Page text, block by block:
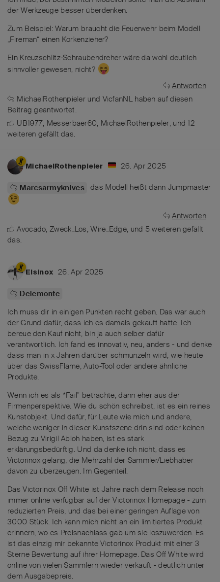
der Werkzeuge besser überdenken.
Zum Beispiel: Warum braucht die Feuerwehr beim Modell
„Fireman“ einen Korkenzieher?
Ein Kreuzschlitz-Schraubendreher wäre da wohl deutlich
sinnvoller gewesen, nicht?
Antworten
MichaelRothenpieler und VicfanNL haben auf diesen
Beitrag geantwortet.
UB1977, Messerbaer60, MichaelRothenpieler, und12
weiteren gefällt das.
MichaelRothenpieler 26. Apr 2025
Marcsarmyknives das Modell heißt dann Jumpmaster
Antworten
Avocado,Zweck_Los,Wire_Edge, und 5 weiterengefällt
das.
Elsinox 26. Apr 2025
Delemonte
Ich muss dir in einigen Punkten recht geben. Das war auch
der Grund dafür, dass ich es damals gekauft hatte. Ich
bereue den Kauf nicht, bin ja auch selber dafür
verantwortlich. Ich fand es innovativ, neu, anders - und denke
dass man in x Jahren darüber schmunzeln wird, wie heute
über das SwissFlame, Auto-Tool oder andere ähnliche
Produkte.
Wenn ich es als *Fail" betrachte, dann eher aus der
Firmenperspektive. Wie du schön schreibst, ist es ein reines
Kunstobjekt. Und dafür, für Leute wie mich und andere,
welche weniger in dieser Kunstszene drin sind oder keinen
Bezug zu Virigil Abloh haben, ist es stark
erklärungsbedürftig. Und da denke ich nicht, dass es
Victorinox gelang, die Mehrzahl der Sammler/Liebhaber
davon zu überzeugen. Im Gegenteil.
Das Victorinox Off White ist Jahre nach dem Release noch
immer online verfügbar auf der Victorinox Homepage - zum
reduzierten Preis, und das bei einer geringen Auflage von
3000 Stück. Ich kann mich nicht an ein limitiertes Produkt
erinnern, wo es Preisnachlass gab um sie loszuwerden. Es
ist das einzig mir bekannte Victorinox Produkt mit einer 3
Sterne Bewertung auf ihrer Homepage. Das Off White wird
online von vielen Sammlern wieder verkauft - deutlich unter
dem Ausgabepreis.